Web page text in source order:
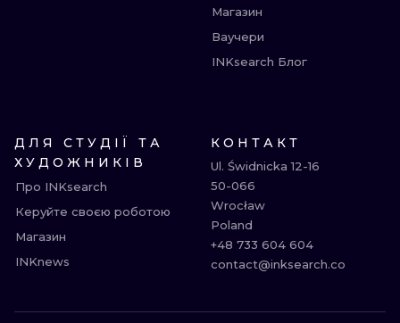
Магазин
Ваучери
INKsearch Блог
ДЛЯ СТУДІЇ ТА
ХУДОЖНИКІВ
Про INKsearch
Керуйте своєю роботою
Магазин
INKnews
КОНТАКТ
Ul. Świdnicka 12-16
50-066
Wrocław
Poland
+48 733 604 604
contact@inksearch.co